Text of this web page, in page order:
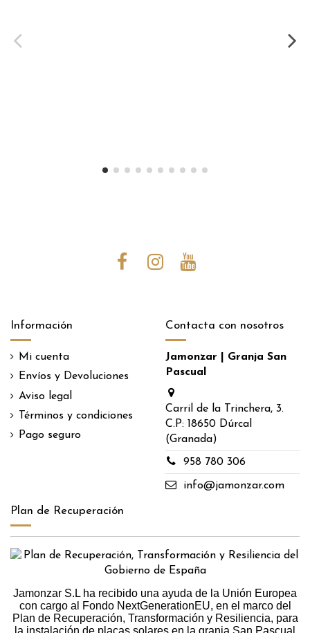
Información
Mi cuenta
Envíos y Devoluciones
Aviso legal
Términos y condiciones
Pago seguro
Contacta con nosotros
Jamonzar | Granja San
Pascual
Carril de la Trinchera, 3.
C.P: 18650 Dúrcal
(Granada)
​958 780 306
​info@jamonzar.com
Plan de Recuperación
Jamonzar S.L ha recibido una ayuda de la Unión Europea
con cargo al Fondo NextGenerationEU, en el marco del
Plan de Recuperación, Transformación y Resiliencia, para
la instalación de placas solares en la granja San Pascual